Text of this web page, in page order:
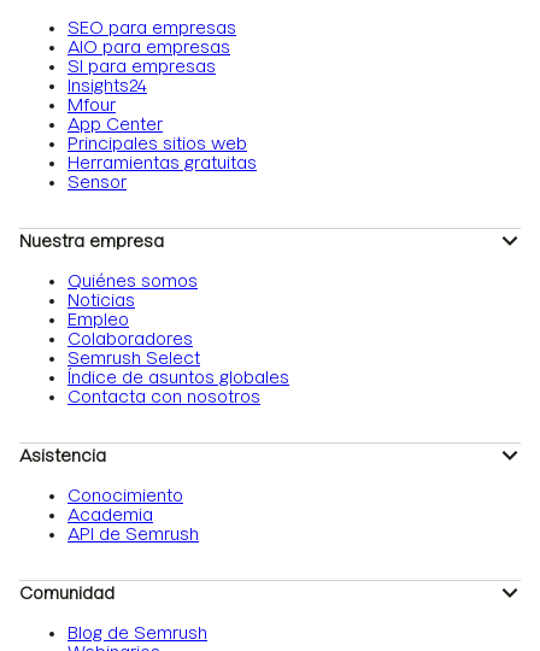
SEO para empresas
AIO para empresas
SI para empresas
Insights24
Mfour
App Center
Principales sitios web
Herramientas gratuitas
Sensor
Nuestra empresa
Quiénes somos
Noticias
Empleo
Colaboradores
Semrush Select
Índice de asuntos globales
Contacta con nosotros
Asistencia
Conocimiento
Academia
API de Semrush
Comunidad
Blog de Semrush